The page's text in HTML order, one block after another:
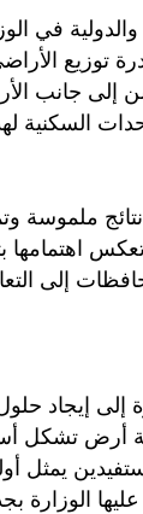
والدولية في
إلى جانب
ملموسة
تعكس
إلى
إيجاد
أرض تشكل
يمثل